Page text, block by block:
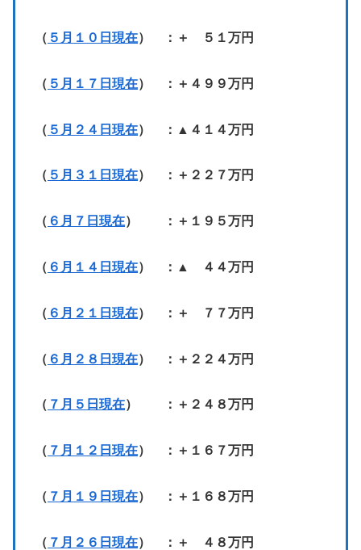
（ ５月１０日現在） ：＋ ５１万円
（ ５月１７日現在） ：＋４９９万円
（ ５月２４日現在） ：▲４１４万円
（ ５月３１日現在） ：＋２２７万円
（ ６月７日現在） ：＋１９５万円
（ ６月１４日現在） ：▲ ４４万円
（ ６月２１日現在） ：＋ ７７万円
（ ６月２８日現在） ：＋２２４万円
（ ７月５日現在） ：＋２４８万円
（ ７月１２日現在） ：＋１６７万円
（ ７月１９日現在） ：＋１６８万円
（ ７月２６日現在） ：＋ ４８万円